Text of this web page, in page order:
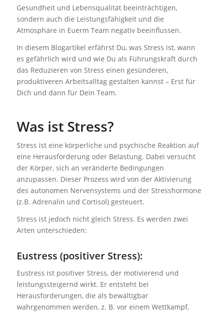
Gesundheit und Lebensqualität beeinträchtigen,
sondern auch die Leistungsfähigkeit und die
Atmosphäre in Euerm Team negativ beeinflussen.
In diesem Blogartikel erfährst Du, was Stress ist, wann
es gefährlich wird und wie Du als Führungskraft durch
das Reduzieren von Stress einen gesünderen,
produktiveren Arbeitsalltag gestalten kannst – Erst für
Dich und dann für Dein Team.
Was ist Stress?
Stress ist eine körperliche und psychische Reaktion auf
eine Herausforderung oder Belastung. Dabei versucht
der Körper, sich an veränderte Bedingungen
anzupassen. Dieser Prozess wird von der Aktivierung
des autonomen Nervensystems und der Stresshormone
(z.B. Adrenalin und Cortisol) gesteuert.
Stress ist jedoch nicht gleich Stress. Es werden zwei
Arten unterschieden:
Eustress (positiver Stress):
Eustress ist positiver Stress, der motivierend und
leistungssteigernd wirkt. Er entsteht bei
Herausforderungen, die als bewältigbar
wahrgenommen werden, z. B. vor einem Wettkampf,